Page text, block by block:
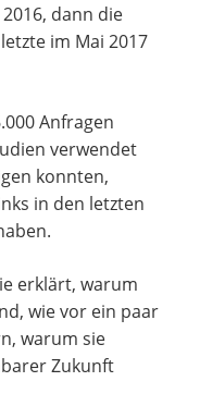
dann die
im Mai 2017
Anfragen
verwendet
konnten,
in den letzten
erklärt, warum
wie vor ein paar
warum sie
Zukunft